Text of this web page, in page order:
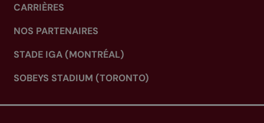
CARRIÈRES
NOS PARTENAIRES
STADE IGA (MONTRÉAL)
SOBEYS STADIUM (TORONTO)